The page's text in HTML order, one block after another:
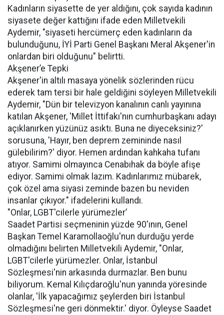
Kadınların siyasette de yer aldığını, çok sayıda kadının
siyasete değer kattığını ifade eden Milletvekili
Aydemir, "siyaseti hercümerç eden kadınların da
bulunduğunu, İYİ Parti Genel Başkanı Meral Akşener'in
onlardan biri olduğunu" belirtti.
Akşener’e Tepki
Akşener'in altılı masaya yönelik sözlerinden rücu
ederek tam tersi bir hale geldiğini söyleyen Milletvekili
Aydemir, "Dün bir televizyon kanalının canlı yayınına
katılan Akşener, 'Millet İttifakı'nın cumhurbaşkanı adayı
açıklanırken yüzünüz asıktı. Buna ne diyeceksiniz?'
sorusuna, 'Hayır, ben deprem zemininde nasıl
gülebilirim?' diyor. Hemen ardından kahkaha tufanı
atıyor. Samimi olmayınca Cenabıhak da böyle afişe
ediyor. Samimi olmak lazım. Kadınlarımız mübarek,
çok özel ama siyasi zeminde bazen bu neviden
insanlar çıkıyor." ifadelerini kullandı.
"Onlar, LGBT'cilerle yürümezler’
Saadet Partisi seçmeninin yüzde 90'ının, Genel
Başkan Temel Karamollaoğlu'nun durduğu yerde
olmadığını belirten Milletvekili Aydemir, "Onlar,
LGBT'cilerle yürümezler. Onlar, İstanbul
Sözleşmesi'nin arkasında durmazlar. Ben bunu
biliyorum. Kemal Kılıçdaroğlu'nun yanında yöresinde
olanlar, 'İlk yapacağımız şeylerden biri İstanbul
Sözleşmesi'ne geri dönmektir.' diyor. Öyleyse Saadet